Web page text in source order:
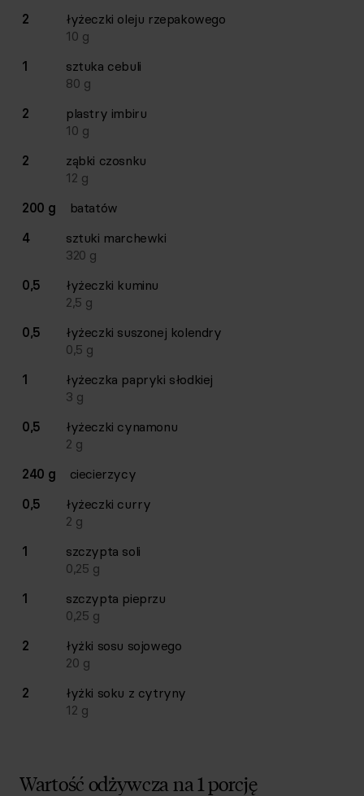
Lista składników przepisu z ilościami i wagami
Ilość Składnik
2 łyżeczki oleju rzepakowego
10 g
1
sztuka cebuli
80 g
2
plastry imbiru
10 g
2
ząbki czosnku
12 g
200 g
batatów
4
sztuki marchewki
320 g
0,5
łyżeczki kuminu
2,5 g
0,5
łyżeczki suszonej kolendry
0,5 g
1
łyżeczka papryki słodkiej
3 g
0,5
łyżeczki cynamonu
2 g
240 g
ciecierzycy
0,5
łyżeczki curry
2 g
1
szczypta soli
0,25 g
1
szczypta pieprzu
0,25 g
2
łyżki sosu sojowego
20 g
2
łyżki soku z cytryny
12 g
Wartość odżywcza na 1 porcję